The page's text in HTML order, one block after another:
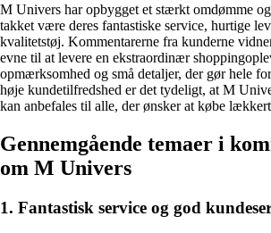
M Univers har opbygget et stærkt omdømme
takket være deres fantastiske service, hurtige
kvalitetstøj. Kommentarerne fra kunderne
evne til at levere en ekstraordinær
opmærksomhed og små detaljer, der gør hele
høje kundetilfredshed er det tydeligt, at M
kan anbefales til alle, der ønsker at købe
Gennemgående temaer i
om M Univers
1. Fantastisk service og god